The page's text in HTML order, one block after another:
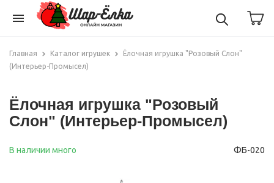
menu
Главная Каталог игрушек
Ёлочная игрушка "Розовый Слон"
(Интерьер-Промысел)
Ёлочная игрушка "Розовый
Слон" (Интерьер-Промысел)
В наличии много ФБ-020